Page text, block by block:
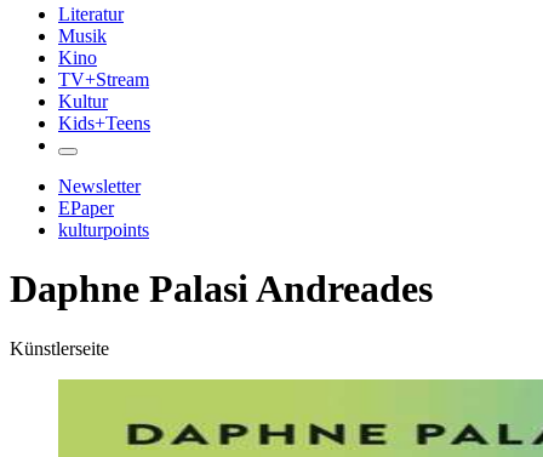
Literatur
Musik
Kino
TV+Stream
Kultur
Kids+Teens
Newsletter
EPaper
kulturpoints
Daphne Palasi Andreades
Künstlerseite